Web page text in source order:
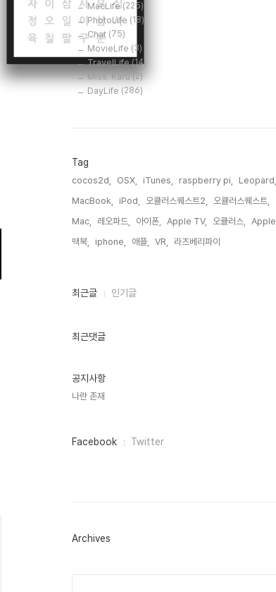
MacLife(225)
PhotoLife (18)
Chat (75)
MovieLife (3)
TravelLife(14)
Miss. Karu(2)
DayLife (286)
Tag
cocos2d, OSX, iTunes, raspberry pi,
Leopard,
MacBook,
iPod, 오큘러스퀘스트2,
오큘러스퀘스트,
Mac,
레오파드, 아이폰, Apple TV, 오큘러스,
Apple,
맥북,
iphone, 애플, VR, 라즈베리파이,
최
인
최근글 인기글
최근댓글
공지사항
나란 존재
페
그
Facebook Twitter
Archives